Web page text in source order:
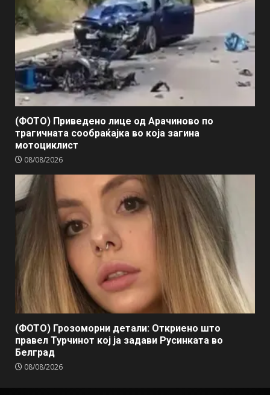
(ФОТО) Приведено лице од Арачиново по
трагичната сообраќајка во која загина
мотоциклист
08/08/2026
(ФОТО) Грозоморни детали: Откриено што
правел Турчинот кој ја задави Русинката во
Белград
08/08/2026